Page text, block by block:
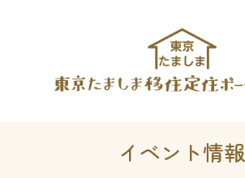
イベント情報